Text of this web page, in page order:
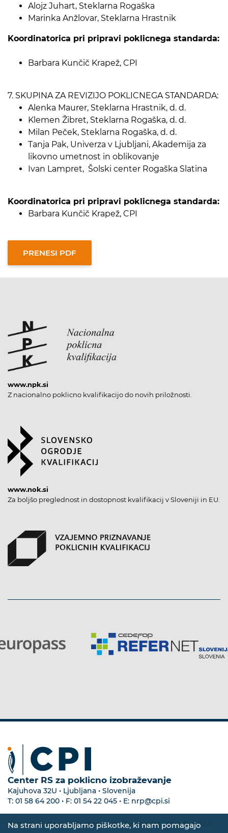
Na strani uporabljamo piškotke, ki nam pomagajo
Alojz Juhart, Steklarna Rogaška
Marinka Anžlovar, Steklarna Hrastnik
Koordinatorica pri pripravi poklicnega standarda:
Barbara Kunčič Krapež, CPI
7. SKUPINA ZA REVIZIJO POKLICNEGA STANDARDA:
Alenka Maurer, Steklarna Hrastnik, d. d.
Klemen Žibret, Steklarna Rogaška, d. d.
Milan Peček, Steklarna Rogaška, d. d.
Tanja Pak, Univerza v Ljubljani, Akademija za
likovno umetnost in oblikovanje
Ivan Lampret, Šolski center Rogaška Slatina
Koordinatorica pri pripravi poklicnega standarda:
Barbara Kunčič Krapež, CPI
www.npk.si
Z nacionalno poklicno kvalifikacijo do novih priložnosti.
www.nok.si
Za boljšo preglednost in dostopnost kvalifikacij v Sloveniji in EU.
Center RS za poklicno izobraževanje
Kajuhova 32U • Ljubljana • Slovenija
T: 01 58 64 200 • F: 01 54 22 045 • E: nrp@cpi.si
Zemljevid strani•Dostopnost•Zasebnost •Izvedba KIVI